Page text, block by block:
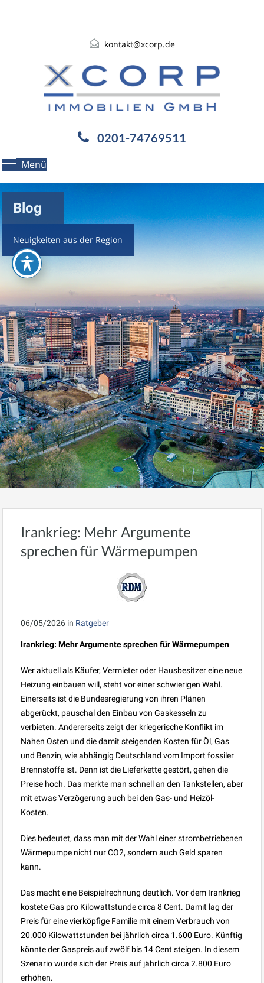
kontakt@xcorp.de
Menü
0201-74769511
Blog
Neuigkeiten aus der Region
Irankrieg: Mehr Argumente
sprechen für Wärmepumpen
06/05/2026 in Ratgeber
Irankrieg: Mehr Argumente sprechen für Wärmepumpen
Wer aktuell als Käufer, Vermieter oder Hausbesitzer eine neue
Heizung einbauen will, steht vor einer schwierigen Wahl.
Einerseits ist die Bundesregierung von ihren Plänen
abgerückt, pauschal den Einbau von Gaskesseln zu
verbieten. Andererseits zeigt der kriegerische Konflikt im
Nahen Osten und die damit steigenden Kosten für Öl, Gas
und Benzin, wie abhängig Deutschland vom Import fossiler
Brennstoffe ist. Denn ist die Lieferkette gestört, gehen die
Preise hoch. Das merkte man schnell an den Tankstellen, aber
mit etwas Verzögerung auch bei den Gas- und Heizöl-
Kosten.
Dies bedeutet, dass man mit der Wahl einer strombetriebenen
Wärmepumpe nicht nur CO2, sondern auch Geld sparen
kann.
Das macht eine Beispielrechnung deutlich. Vor dem Irankrieg
kostete Gas pro Kilowattstunde circa 8 Cent. Damit lag der
Preis für eine vierköpfige Familie mit einem Verbrauch von
20.000 Kilowattstunden bei jährlich circa 1.600 Euro. Künftig
könnte der Gaspreis auf zwölf bis 14 Cent steigen. In diesem
Szenario würde sich der Preis auf jährlich circa 2.800 Euro
erhöhen.